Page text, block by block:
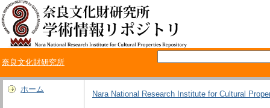
奈良文化財研究所
ホーム
Nara National Research Institute for Cultural